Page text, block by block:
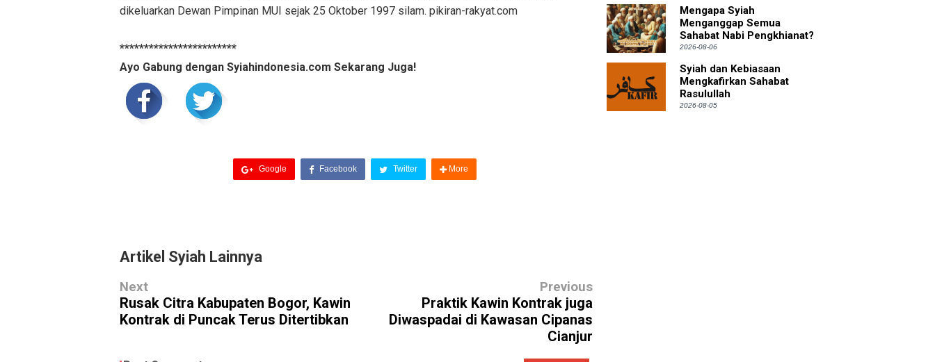
dikeluarkan Dewan Pimpinan MUI sejak 25 Oktober 1997 silam. pikiran-rakyat.com
************************
Ayo Gabung dengan Syiahindonesia.com Sekarang Juga!
Google Facebook Twitter More
Artikel Syiah Lainnya
Next
Rusak Citra Kabupaten Bogor, Kawin
Kontrak di Puncak Terus Ditertibkan
Previous
Praktik Kawin Kontrak juga
Diwaspadai di Kawasan Cipanas
Cianjur
Mengapa Syiah
Menganggap Semua
Sahabat Nabi Pengkhianat?
2026-08-06
Syiah dan Kebiasaan
Mengkafirkan Sahabat
Rasulullah
2026-08-05